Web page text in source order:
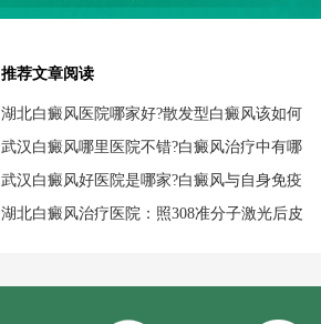
推荐文章阅读
湖北白癜风医院哪家好?散发型白癜风该如何
武汉白癜风哪里医院不错?白癜风治疗中有哪
武汉白癜风好医院是哪家?白癜风与自身免疫
湖北白癜风治疗医院：照308准分子激光后皮